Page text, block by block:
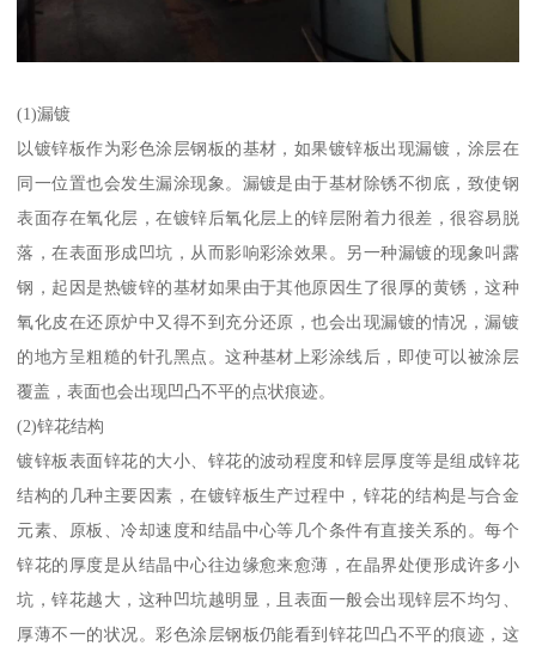
(1)漏镀
以镀锌板作为彩色涂层钢板的基材，如果镀锌板出现漏镀，涂层在
同一位置也会发生漏涂现象。漏镀是由于基材除锈不彻底，致使钢
表面存在氧化层，在镀锌后氧化层上的锌层附着力很差，很容易脱
落，在表面形成凹坑，从而影响彩涂效果。另一种漏镀的现象叫露
钢，起因是热镀锌的基材如果由于其他原因生了很厚的黄锈，这种
氧化皮在还原炉中又得不到充分还原，也会出现漏镀的情况，漏镀
的地方呈粗糙的针孔黑点。这种基材上彩涂线后，即使可以被涂层
覆盖，表面也会出现凹凸不平的点状痕迹。
(2)锌花结构
镀锌板表面锌花的大小、锌花的波动程度和锌层厚度等是组成锌花
结构的几种主要因素，在镀锌板生产过程中，锌花的结构是与合金
元素、原板、冷却速度和结晶中心等几个条件有直接关系的。每个
锌花的厚度是从结晶中心往边缘愈来愈薄，在晶界处便形成许多小
坑，锌花越大，这种凹坑越明显，且表面一般会出现锌层不均匀、
厚薄不一的状况。彩色涂层钢板仍能看到锌花凹凸不平的痕迹，这